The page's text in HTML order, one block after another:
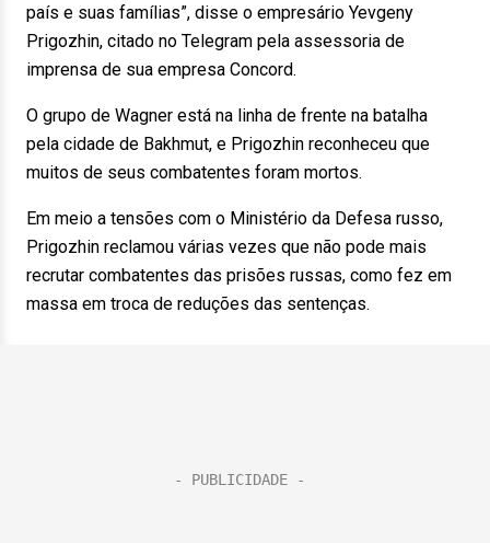
país e suas famílias”, disse o empresário Yevgeny
Prigozhin, citado no Telegram pela assessoria de
imprensa de sua empresa Concord.
O grupo de Wagner está na linha de frente na batalha
pela cidade de Bakhmut, e Prigozhin reconheceu que
muitos de seus combatentes foram mortos.
Em meio a tensões com o Ministério da Defesa russo,
Prigozhin reclamou várias vezes que não pode mais
recrutar combatentes das prisões russas, como fez em
massa em troca de reduções das sentenças.